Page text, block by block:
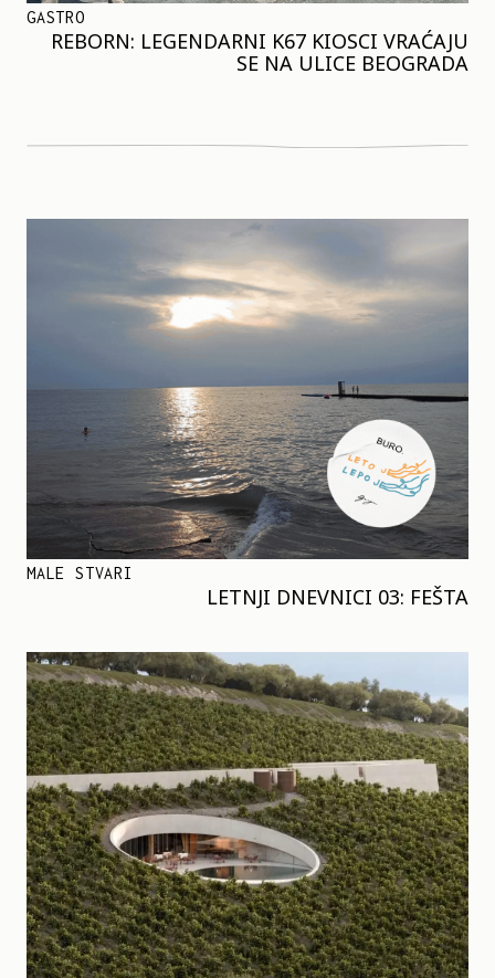
GASTRO
REBORN: LEGENDARNI K67 KIOSCI VRAĆAJU
SE NA ULICE BEOGRADA
MALE STVARI
LETNJI DNEVNICI 03: FEŠTA